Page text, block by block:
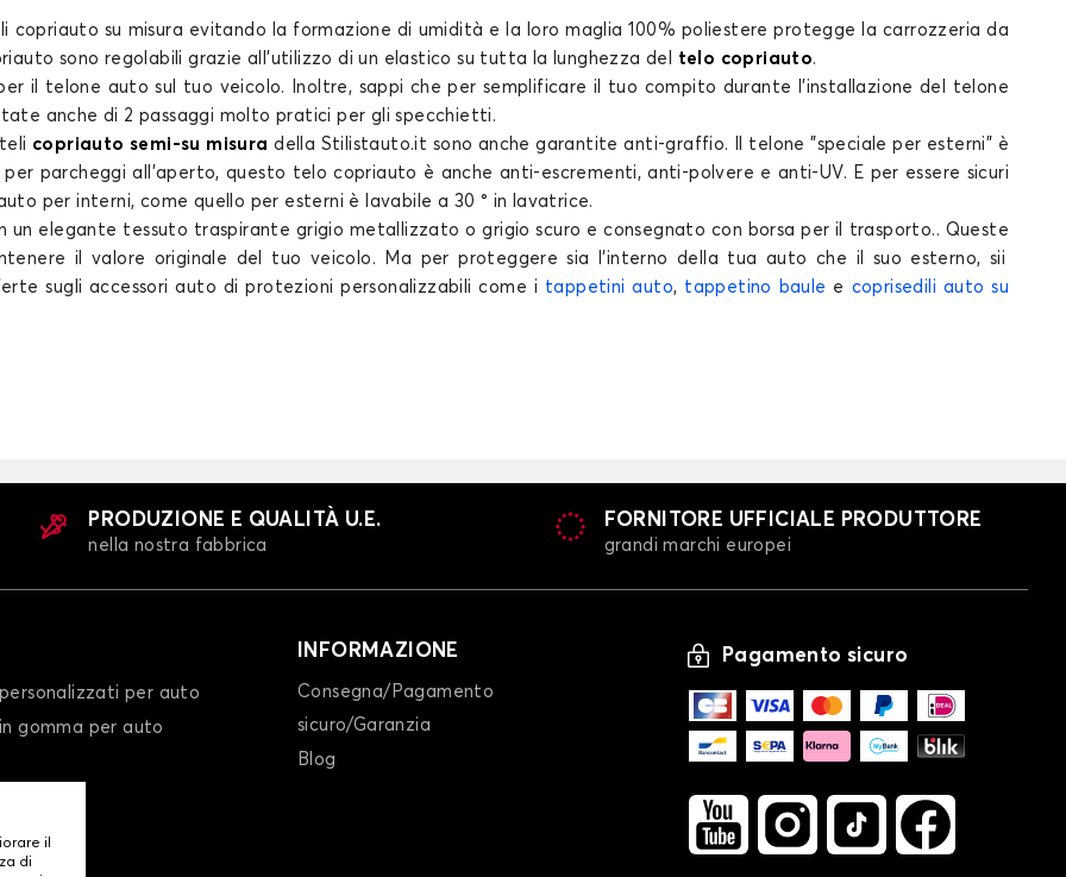
copriauto su misura evitando la formazione di umidità e la loro maglia 100% poliestere protegge la carrozzeria da
sono regolabili grazie all'utilizzo di un elastico su tutta la lunghezza del telo copriauto.
il telone auto sul tuo veicolo. Inoltre, sappi che per semplificare il tuo compito durante l'installazione del telone
anche di 2 passaggi molto pratici per gli specchietti.
copriauto semi-su misura della Stilistauto.it sono anchegarantite anti-graffio. Il telone "speciale per esterni" è
parcheggi all'aperto, questo telo copriauto è anche anti-escrementi, anti-polvere e anti-UV. E per essere sicuri
per interni, come quello per esterni è lavabile a 30 ° in lavatrice.
un elegante tessuto traspirante grigio metallizzato o grigio scuro e consegnato con borsa per il trasporto.. Queste
il valore originale del tuo veicolo . Ma per proteggere sia l'interno della tua auto che il suo esterno, sii
sugli accessori auto di protezioni personalizzabili come i tappetini auto, tappetino baule e coprisedili auto su
PRODUZIONE E QUALITÀ U.E.
nella nostra fabbrica
FORNITORE UFFICIALE PRODUTTORE
grandi marchi europei
per auto
gomma per auto
INFORMAZIONE
Consegna/Pagamento
sicuro/Garanzia
Blog
Pagamento sicuro
il
di